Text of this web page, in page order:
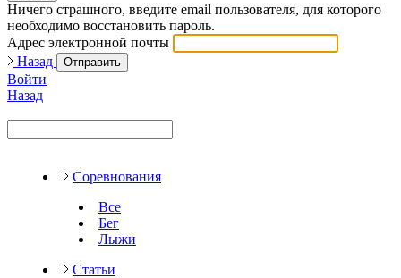
Ничего страшного, введите email пользователя, для которого
необходимо восстановить пароль.
Адрес электронной почты
Назад
Отправить
Войти
Назад
Соревнования
Все
Бег
Лыжи
Статьи